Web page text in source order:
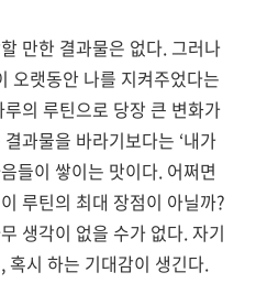
만한 결과물은 없다. 그러나
오랫동안 나를 지켜주었다는
의 루틴으로 당장 큰 변화가
과물을 바라기보다는 ‘내가
들이 쌓이는 맛이다. 어쩌면
루틴의 최대 장점이 아닐까?
생각이 없을 수가 없다. 자기
혹시 하는 기대감이 생긴다.